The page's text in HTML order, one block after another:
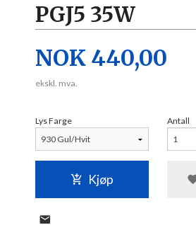
PGJ5 35W
Pris
NOK 440,00
ekskl. mva.
Lys Farge Antall
Kjøp